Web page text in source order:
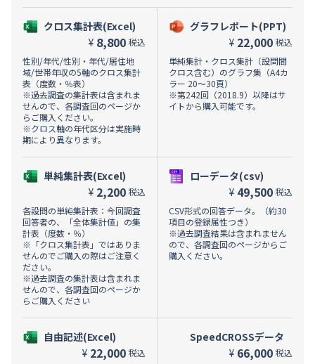
クロス集計表(Excel)
¥ 8,800 税込
性別/年代/性別・年代/居住地
域/世帯年収の5軸のクロス集計
表（度数・％表）
※過去調査の集計表は含まれま
せんので、各調査回のページか
らご購入ください。
※クロス軸の年代区分は実施時
期により異なります。
単純集計表(Excel)
¥ 2,200 税込
各設問の単純集計表：今回調査
回答者の、「全体集計値」の集
計表（度数・％）
※「クロス集計表」ではありま
せんのでご購入の際はご注意く
ださい。
※過去調査の集計表は含まれま
せんので、各調査回のページか
らご購入ください
自由記述(Excel)
¥ 22,000 税込
グラフレポート(PPT)
¥ 22,000 税込
単純集計・クロス集計（設問間
クロス含む）のグラフ集（A4カ
ラー 20～30頁）
※第242回（2018.9）以降はサ
イトから購入可能です。
ローデータ(csv)
¥ 49,500 税込
CSV形式の回答データ。（約30
項目の登録属性つき）
※過去調査結果は含まれません
ので、各調査回のページからご
購入ください。
SpeedCROSSデータ
¥ 66,000 税込